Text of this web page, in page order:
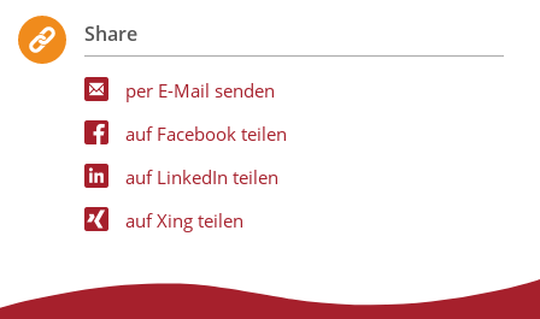
Share
per E-Mail senden
auf Facebook teilen
auf LinkedIn teilen
auf Xing teilen